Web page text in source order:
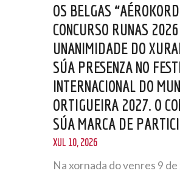
OS BELGAS
CONCURSO RUNAS
UNANIMIDADE DO
SÚA PRESENZA NO
INTERNACIONAL DO
ORTIGUEIRA 2027. O
SÚA MARCA DE
XUL 10, 2026
Na xornada do venres 9